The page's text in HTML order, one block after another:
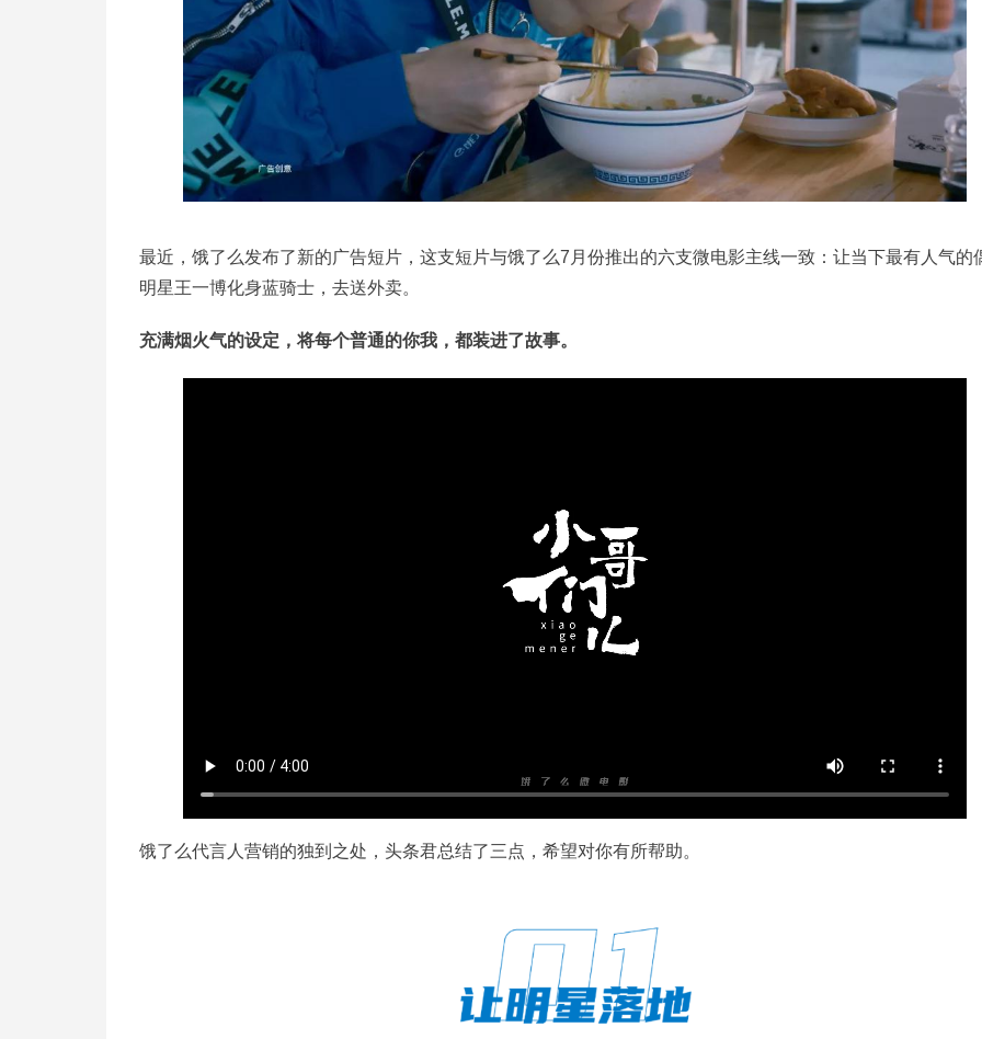
最近，饿了么发布了新的广告短片，这支短片与饿了么7月份推出的六支微电影主线一致：让当下最有人气的
明星王一博化身蓝骑士，去送外卖。
充满烟火气的设定，将每个普通的你我，都装进了故事。
饿了么代言人营销的独到之处，头条君总结了三点，希望对你有所帮助。